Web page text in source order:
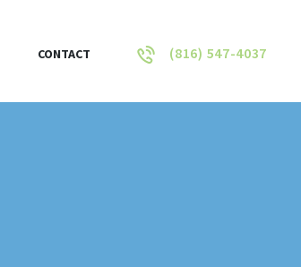
CONTACT (816) 547-4037